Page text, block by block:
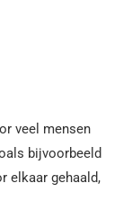
veel mensen
bijvoorbeeld
elkaar gehaald,